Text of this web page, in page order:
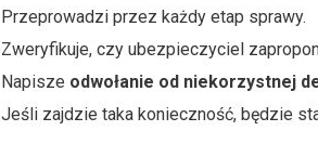
Przeprowadzi przez każdy etap sprawy.
Zweryfikuje, czy ubezpieczyciel
Napisze odwołanie od niekorzystnej
Jeśli zajdzie taka konieczność, będzie